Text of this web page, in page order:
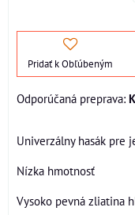
Pridať k Obľúbeným
Univerzálny hasák pre
Nízka hmotnosť
Vysoko pevná zliatina